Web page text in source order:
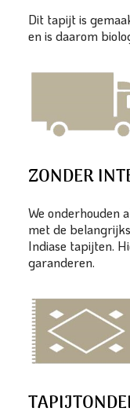
Dit tapijt is
en is daarom
ZONDER
We onderhouden
met de
Indiase tapijten.
garanderen.